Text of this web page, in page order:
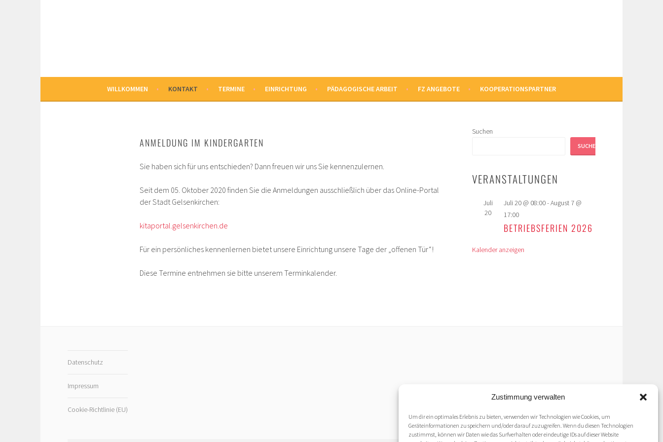
Zustimmung verwalten
Um dir ein optimales Erlebnis zu bieten, verwenden wir Technologien wie Cookies, um
Geräteinformationen zu speichern und/oder darauf zuzugreifen. Wenn du diesen Technologien
zustimmst, können wir Daten wie das Surfverhalten oder eindeutige IDs auf dieser Website
WILLKOMMEN KONTAKT TERMINE EINRICHTUNG PÄDAGOGISCHE ARBEIT FZ ANGEBOTE KOOPERATIONSPARTNER
ANMELDUNG IM KINDERGARTEN
Sie haben sich für uns entschieden? Dann freuen wir uns Sie kennenzulernen.
Seit dem 05. Oktober 2020 finden Sie die Anmeldungen ausschließlich über das Online-Portal
der Stadt Gelsenkirchen:
kitaportal.gelsenkirchen.de
Für ein persönliches kennenlernen bietet unsere Einrichtung unsere Tage der „offenen Tür“!
Diese Termine entnehmen sie bitte unserem Terminkalender.
Suchen
SUCHEN
VERANSTALTUNGEN
Juli
20
Juli 20 @ 08:00-August 7 @
17:00
BETRIEBSFERIEN 2026
Kalender anzeigen
Datenschutz
Impressum
Cookie-Richtlinie (EU)